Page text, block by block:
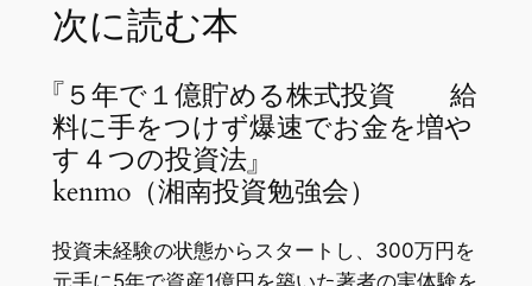
次に読む本
『５年で１億貯める株式投資 給
料に手をつけず爆速でお金を増や
す４つの投資法』
kenmo（湘南投資勉強会）
投資未経験の状態からスタートし、300万円を